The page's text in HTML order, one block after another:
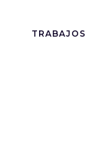
TRABAJOS